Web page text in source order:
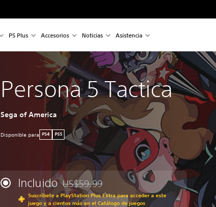
PS Plus Accesorios Noticias Asistencia
Persona 5 Tactica
Sega of America
Disponible para PS4 PS5
Incluido Rebajado del precio original de US$59.99
US$59.99
Suscríbete a PlayStation Plus Extra para acceder a este
juego y a cientos más en el Catálogo de juegos